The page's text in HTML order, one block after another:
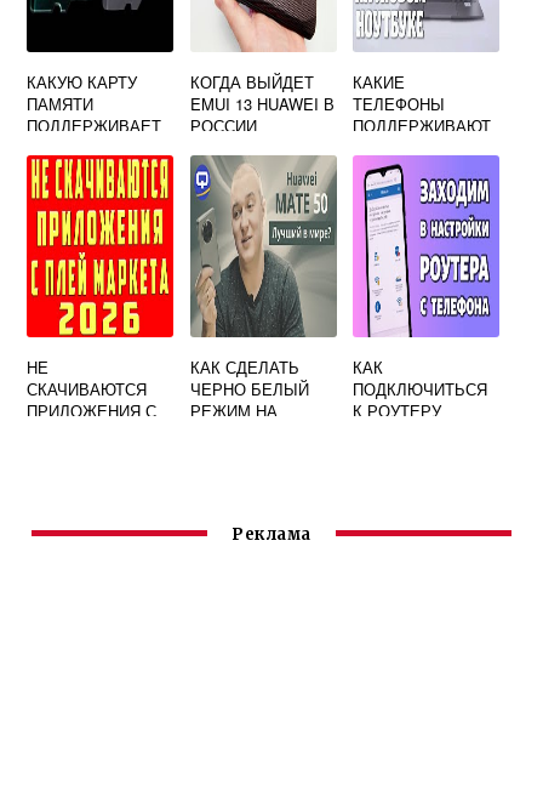
КАКУЮ КАРТУ
ПАМЯТИ
ПОДДЕРЖИВАЕТ
КОГДА ВЫЙДЕТ
EMUI 13 HUAWEI В
РОССИИ
КАКИЕ
ТЕЛЕФОНЫ
ПОДДЕРЖИВАЮТ
HUAWEI
НЕ
СКАЧИВАЮТСЯ
ПРИЛОЖЕНИЯ С
КАК СДЕЛАТЬ
ЧЕРНО БЕЛЫЙ
РЕЖИМ НА
КАК
ПОДКЛЮЧИТЬСЯ
К РОУТЕРУ
Реклама